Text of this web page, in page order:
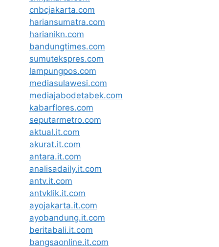
cnbcjakarta.com
hariansumatra.com
harianikn.com
bandungtimes.com
sumutekspres.com
lampungpos.com
mediasulawesi.com
mediajabodetabek.com
kabarflores.com
seputarmetro.com
aktual.it.com
akurat.it.com
antara.it.com
analisadaily.it.com
antv.it.com
antvklik.it.com
ayojakarta.it.com
ayobandung.it.com
beritabali.it.com
bangsaonline.it.com